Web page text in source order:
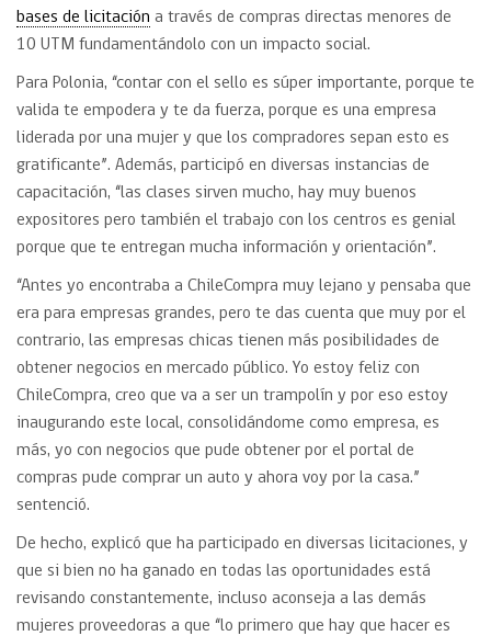
bases de licitación a través de compras directas menores de
10 UTM fundamentándolo con un impacto social.
Para Polonia, “contar con el sello es súper importante, porque te
valida te empodera y te da fuerza, porque es una empresa
liderada por una mujer y que los compradores sepan esto es
gratificante”. Además, participó en diversas instancias de
capacitación, “las clases sirven mucho, hay muy buenos
expositores pero también el trabajo con los centros es genial
porque que te entregan mucha información y orientación”.
“Antes yo encontraba a ChileCompra muy lejano y pensaba que
era para empresas grandes, pero te das cuenta que muy por el
contrario, las empresas chicas tienen más posibilidades de
obtener negocios en mercado público. Yo estoy feliz con
ChileCompra, creo que va a ser un trampolín y por eso estoy
inaugurando este local, consolidándome como empresa, es
más, yo con negocios que pude obtener por el portal de
compras pude comprar un auto y ahora voy por la casa.”
sentenció.
De hecho, explicó que ha participado en diversas licitaciones, y
que si bien no ha ganado en todas las oportunidades está
revisando constantemente, incluso aconseja a las demás
mujeres proveedoras a que “lo primero que hay que hacer es